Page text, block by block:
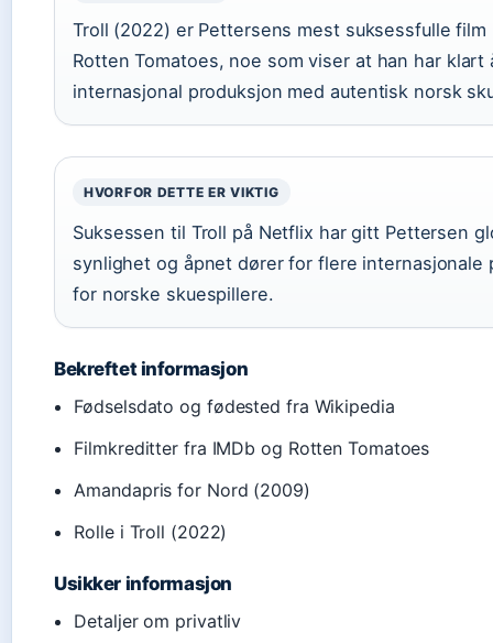
Troll (2022) er Pettersens mest suksessfulle film
Rotten Tomatoes, noe som viser at han har klart
internasjonal produksjon med autentisk norsk
HVORFOR DETTE ER VIKTIG
Suksessen til Troll på Netflix har gitt Pettersen
synlighet og åpnet dører for flere internasjonale
for norske skuespillere.
Bekreftet informasjon
Fødselsdato og fødested fra Wikipedia
Filmkreditter fra IMDb og Rotten Tomatoes
Amandapris for Nord (2009)
Rolle i Troll (2022)
Usikker informasjon
Detaljer om privatliv